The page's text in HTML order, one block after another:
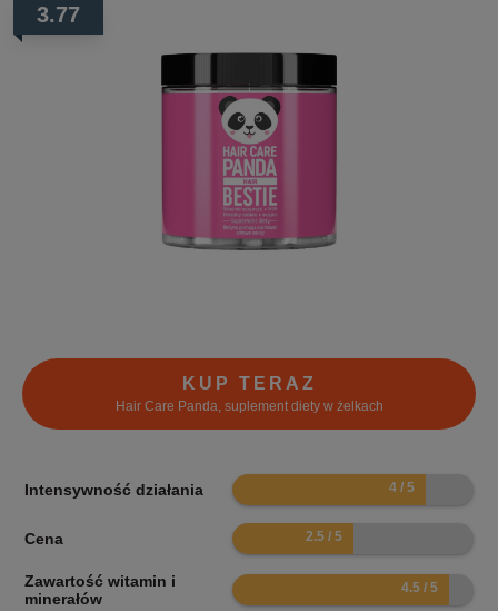
3.77
KUP TERAZ
Hair Care Panda, suplement diety w żelkach
Intensywność działania 8
Cena 5
Zawartość witamin i
minerałów
9